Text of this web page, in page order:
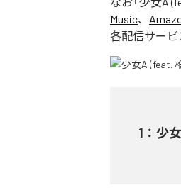
Music、
各配信サービ
1 ： 少